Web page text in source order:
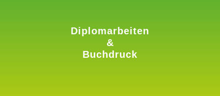
Diplomarbeiten
&
Buchdruck
mehr erfahren